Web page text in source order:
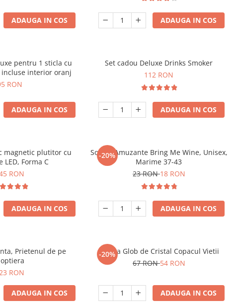
ADAUGA IN COS ADAUGA IN COS
pentru 1 sticla cu
incluse interior oranj
RON
ADAUGA IN COS
Set cadou Deluxe Drinks Smoker
112 RON
ADAUGA IN COS
magnetic plutitor cu
LED, Forma C
RON
ADAUGA IN COS
-20%
Sosete Amuzante Bring Me Wine, Unisex,
Marime 37-43
23 RON18 RON
ADAUGA IN COS
Prietenul de pe
RON
ADAUGA IN COS
-20%
Lampa Glob de Cristal Copacul Vietii
67 RON54 RON
ADAUGA IN COS